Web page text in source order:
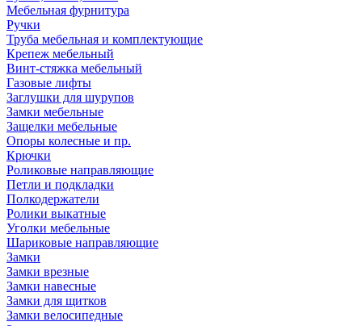
Мебельная фурнитура
Ручки
Труба мебельная и комплектующие
Крепеж мебельный
Винт-стяжка мебельный
Газовые лифты
Заглушки для шурупов
Замки мебельные
Защелки мебельные
Опоры колесные и пр.
Крючки
Роликовые направляющие
Петли и подкладки
Полкодержатели
Ролики выкатные
Уголки мебельные
Шариковые направляющие
Замки
Замки врезные
Замки навесные
Замки для щитков
Замки велосипедные